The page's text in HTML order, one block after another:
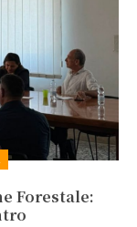
Forestale: